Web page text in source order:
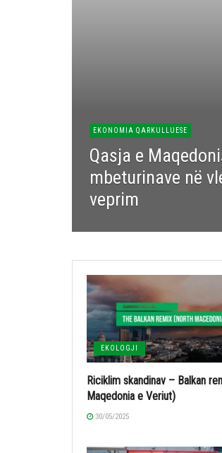
EKONOMIA QARKULLUESE
Qasja e
mbeturinave në
veprim
EKOLOGJI
Riciklim skandinav – Balkan
Maqedonia e Veriut)
30/05/2025